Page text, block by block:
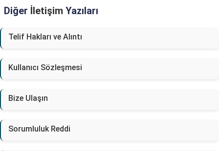
Diğer İletişim Yazıları
Telif Hakları ve Alıntı
Kullanıcı Sözleşmesi
Bize Ulaşın
Sorumluluk Reddi